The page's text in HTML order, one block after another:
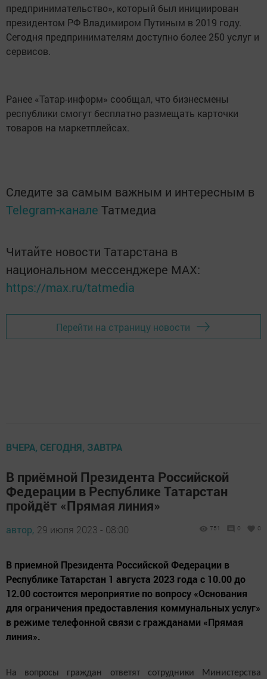
предпринимательство», который был инициирован
президентом РФ Владимиром Путиным в 2019 году.
Сегодня предпринимателям доступно более 250 услуг и
сервисов.
Ранее «Татар-информ» сообщал, что бизнесмены
республики смогут бесплатно размещать карточки
товаров на маркетплейсах.
Следите за самым важным и интересным в
Telegram-канале Татмедиа
Читайте новости Татарстана в
национальном мессенджере MАХ:
https://max.ru/tatmedia
Перейти на страницу новости
ВЧЕРА, СЕГОДНЯ, ЗАВТРА
В приёмной Президента Российской
Федерации в Республике Татарстан
пройдёт «Прямая линия»
автор, 29 июля 2023 - 08:00 751 0 0
В приемной Президента Российской Федерации в
Республике Татарстан 1 августа 2023 года с 10.00 до
12.00 состоится мероприятие по вопросу «Основания
для ограничения предоставления коммунальных услуг»
в режиме телефонной связи с гражданами «Прямая
линия».
На вопросы граждан ответят сотрудники Министерства